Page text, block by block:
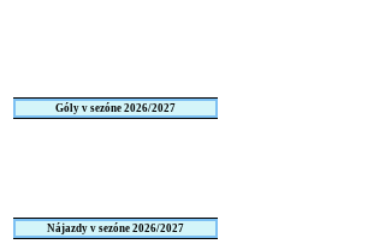
Góly v sezóne 2026/2027
Nájazdy v sezóne 2026/2027